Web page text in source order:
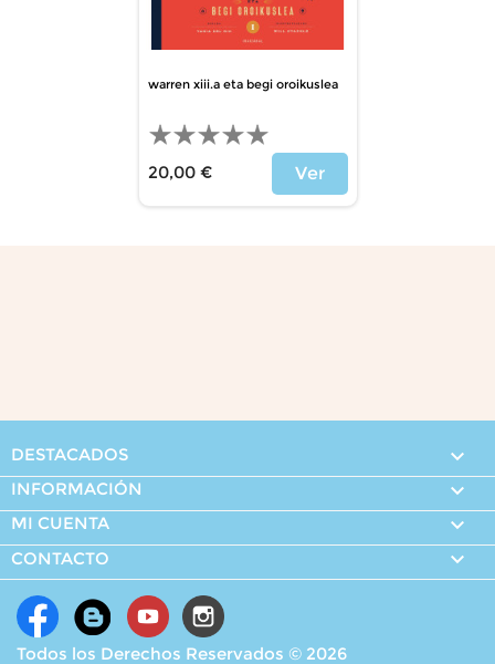
warren xiii.a eta begi oroikuslea
20,00 €
Ver
DESTACADOS 
INFORMACIÓN 
MI CUENTA 
CONTACTO 
Todos los Derechos Reservados © 2026